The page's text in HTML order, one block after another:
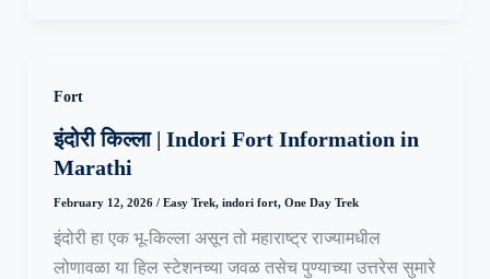
Fort
इंदोरी किल्ला | Indori Fort Information in
Marathi
February 12, 2026 / Easy Trek, indori fort, One Day Trek
इंदोरी हा एक भू-किल्ला असून तो महाराष्ट्र राज्यामधील
लोणावळा या हिल स्टेशनच्या जवळ तसेच पुण्याच्या उत्तरेस सुमारे